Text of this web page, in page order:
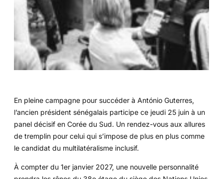
En pleine campagne pour succéder à António Guterres,
l’ancien président sénégalais participe ce jeudi 25 juin à un
panel décisif en Corée du Sud. Un rendez-vous aux allures
de tremplin pour celui qui s’impose de plus en plus comme
le candidat du multilatéralisme inclusif.
À compter du 1er janvier 2027, une nouvelle personnalité